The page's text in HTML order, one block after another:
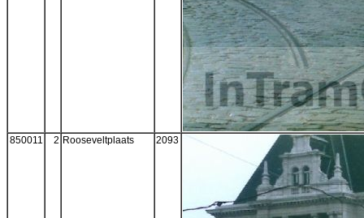
850011 2 Rooseveltplaats 2093